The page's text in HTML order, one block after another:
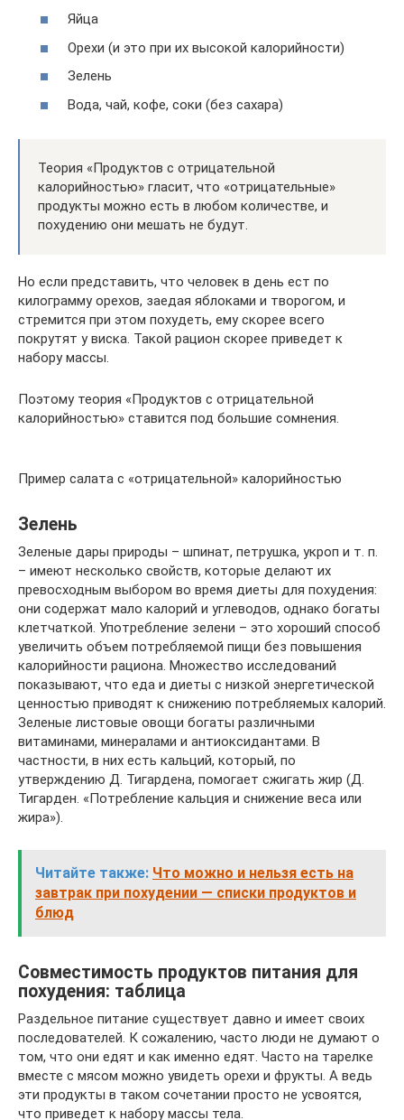
Яйца
Орехи (и это при их высокой калорийности)
Зелень
Вода, чай, кофе, соки (без сахара)
Теория «Продуктов с отрицательной
калорийностью» гласит, что «отрицательные»
продукты можно есть в любом количестве, и
похудению они мешать не будут.
Но если представить, что человек в день ест по
килограмму орехов, заедая яблоками и творогом, и
стремится при этом похудеть, ему скорее всего
покрутят у виска. Такой рацион скорее приведет к
набору массы.
Поэтому теория «Продуктов с отрицательной
калорийностью» ставится под большие сомнения.
Пример салата с «отрицательной» калорийностью
Зелень
Зеленые дары природы – шпинат, петрушка, укроп и т. п.
– имеют несколько свойств, которые делают их
превосходным выбором во время диеты для похудения:
они содержат мало калорий и углеводов, однако богаты
клетчаткой. Употребление зелени – это хороший способ
увеличить объем потребляемой пищи без повышения
калорийности рациона. Множество исследований
показывают, что еда и диеты с низкой энергетической
ценностью приводят к снижению потребляемых калорий.
Зеленые листовые овощи богаты различными
витаминами, минералами и антиоксидантами. В
частности, в них есть кальций, который, по
утверждению Д. Тигардена, помогает сжигать жир (Д.
Тигарден. «Потребление кальция и снижение веса или
жира»).
Читайте также: Что можно и нельзя есть на
завтрак при похудении — списки продуктов и
блюд
Совместимость продуктов питания для
похудения: таблица
Раздельное питание существует давно и имеет своих
последователей. К сожалению, часто люди не думают о
том, что они едят и как именно едят. Часто на тарелке
вместе с мясом можно увидеть орехи и фрукты. А ведь
эти продукты в таком сочетании просто не усвоятся,
что приведет к набору массы тела.